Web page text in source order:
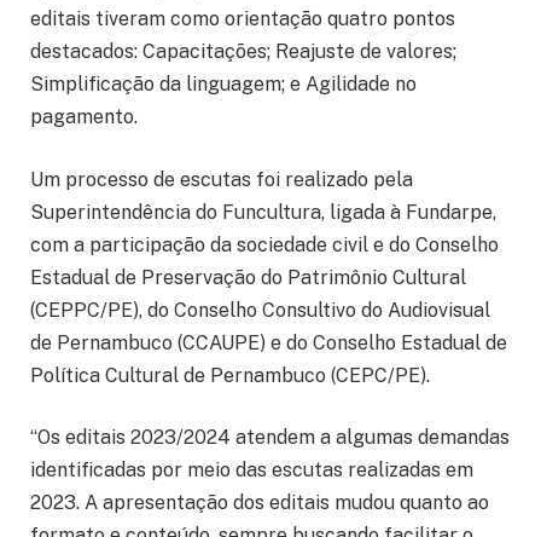
editais tiveram como orientação quatro pontos
destacados: Capacitações; Reajuste de valores;
Simplificação da linguagem; e Agilidade no
pagamento.
Um processo de escutas foi realizado pela
Superintendência do Funcultura, ligada à Fundarpe,
com a participação da sociedade civil e do Conselho
Estadual de Preservação do Patrimônio Cultural
(CEPPC/PE), do Conselho Consultivo do Audiovisual
de Pernambuco (CCAUPE) e do Conselho Estadual de
Política Cultural de Pernambuco (CEPC/PE).
“Os editais 2023/2024 atendem a algumas demandas
identificadas por meio das escutas realizadas em
2023. A apresentação dos editais mudou quanto ao